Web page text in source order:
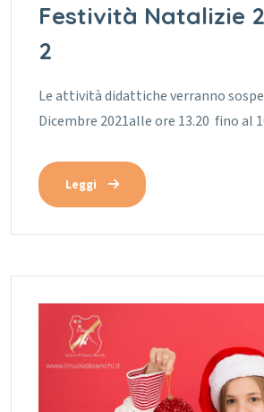
Festività Natalizie
2
Le attività didattiche verranno
Dicembre 2021alle ore 13.20 fino al
Leggi